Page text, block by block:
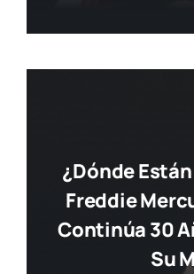
¿Dónde
Freddie
Continúa 30
Su